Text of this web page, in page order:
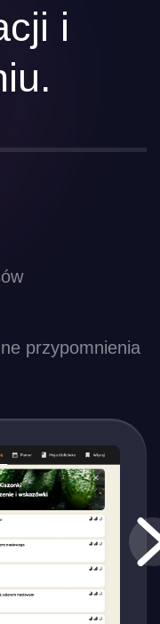
i
przypomnienia